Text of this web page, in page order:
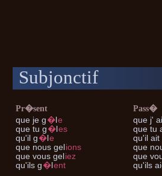
Subjonctif
Pr�sent
que je g�le
que tu g�les
qu'il g�le
que nous gelions
que vous geliez
qu'ils g�lent
Pass�
que j'
que tu
qu'il ait
que
que
qu'ils